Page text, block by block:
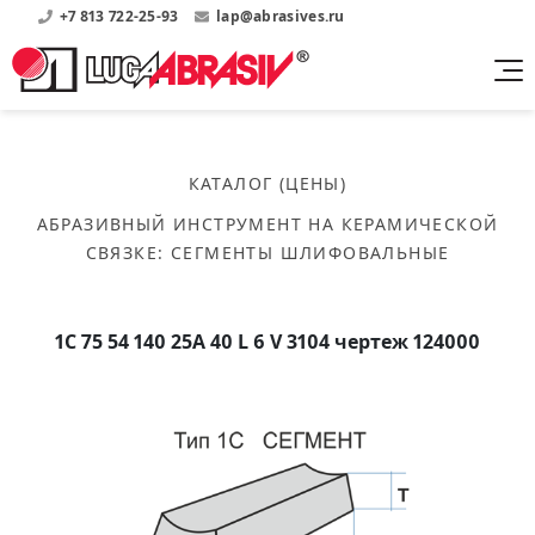
+7 813 722-25-93 lap@abrasives.ru
бакелитовой связке
Скачать каталог
Круги шлифовальные
Сегменты шлифовальные
керамической связке
Круги шлифовальные
Скачать прайсы на нашу продукцию
Нормативные документы, ГОСТы, Инструкции по
Публикации
О нас
Информация о заводе
История завода
Мероприятия
Контакты
КАТАЛОГ (ЦЕНЫ)
АБРАЗИВНЫЙ ИНСТРУМЕНТ НА КЕРАМИЧЕСКОЙ
СВЯЗКЕ: СЕГМЕНТЫ ШЛИФОВАЛЬНЫЕ
1С 75 54 140 25А 40 L 6 V 3104 чертеж 124000